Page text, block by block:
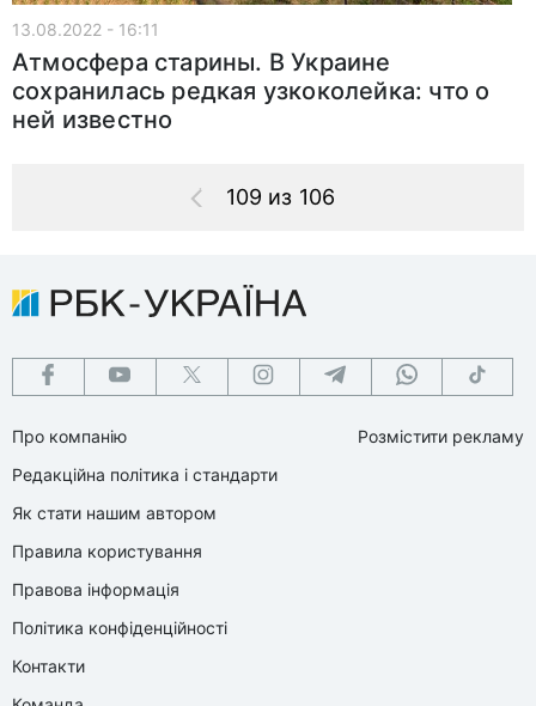
13.08.2022 - 16:11
Атмосфера старины. В Украине
сохранилась редкая узкоколейка: что о
ней известно
109 из 106
Про компанію
Редакційна політика і стандарти
Як стати нашим автором
Правила користування
Правова інформація
Політика конфіденційності
Контакти
Розмістити рекламу